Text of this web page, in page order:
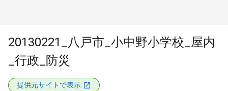
20130221_八戸市_小中野小学校_屋内
_行政_防災
提供元サイトで表示